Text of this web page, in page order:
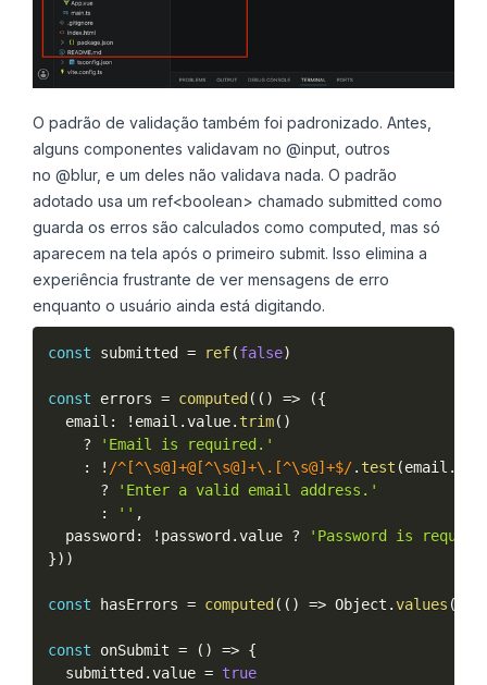
O padrão de validação também foi padronizado. Antes,
alguns componentes validavam no @input, outros
no @blur, e um deles não validava nada. O padrão
adotado usa um ref<boolean> chamado submitted como
guarda os erros são calculados como computed, mas só
aparecem na tela após o primeiro submit. Isso elimina a
experiência frustrante de ver mensagens de erro
enquanto o usuário ainda está digitando.
const submitted = ref(false)
const errors = computed ( ( ) => ({
  email
: ! email .value. trim( )
?
'Email is required.'
:
! /^[^\s@]+@[^\s@]+\.[^\s@]+$/. test (email .
?
'Enter a valid email address.'
:
'' ,
  password
: ! password .value ?
'Password is
}) )
const hasErrors = computed ( ( ) => Object .values (
const onSubmit = ( ) => {
  submitted
.value = true